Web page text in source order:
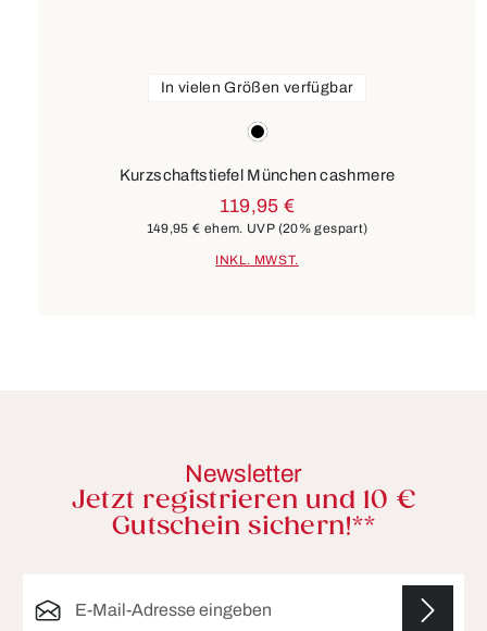
schwarz
In vielen Größen verfügbar
Kurzschaftstiefel München cashmere
119,95 €
149,95 € ehem. UVP (20% gespart)
INKL. MWST.
Newsletter
Jetzt registrieren und 10 €
Gutschein sichern!**